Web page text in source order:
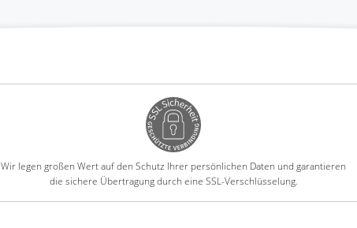
Wir legen großen Wert auf den Schutz Ihrer persönlichen Daten und garantieren
die sichere Übertragung durch eine SSL-Verschlüsselung.